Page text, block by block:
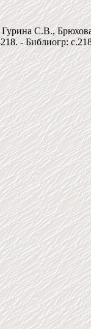
С.В., Брюхова
- Библиогр: